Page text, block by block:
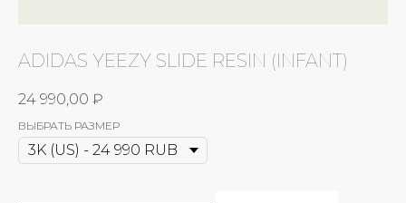
ADIDAS YEEZY SLIDE RESIN (INFANT)
24 990,00 ₽
ВЫБРАТЬ РАЗМЕР